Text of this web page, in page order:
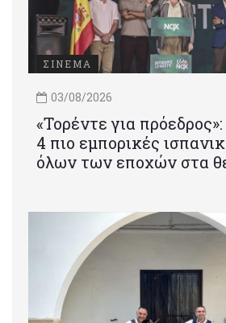
ΣΙΝΕΜΑ
03/08/2026
«Τορέντε για
4 πιο εμπορικές
όλων των εποχών στα